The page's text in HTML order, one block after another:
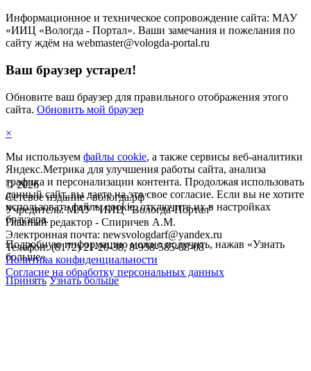
©2026
Сетевое издание "вологда.рф"
Учредитель: МАУ "ИИЦ "Вологда-Портал"
Главный редактор - Спиричев А.М.
Электронная почта: newsvologdarf@yandex.ru
Телефон: (8172) 21-20-38, 8-958-585-08-08
Политика конфиденциальности
Согласие на обработку персональных данных
Информационное и техническое сопровождение сайта: МАУ
«ИИЦ «Вологда - Портал». Ваши замечания и пожелания по
сайту ждём на webmaster@vologda-portal.ru
Ваш браузер устарел!
Обновите ваш браузер для правильного отображения этого
сайта. Обновить мой браузер
×
Мы используем файлы cookie, а также сервисы веб-аналитики
Яндекс.Метрика для улучшения работы сайта, анализа
трафика и персонализации контента. Продолжая использовать
данный сайт, вы даете на это свое согласие. Если вы не хотите
использовать файлы cookie, отключите их в настройках
браузера.
Подробную информацию можно получить, нажав «Узнать
больше».
Принять Узнать больше